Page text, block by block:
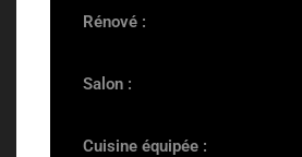
Rénové :
Salon :
Cuisine équipée :